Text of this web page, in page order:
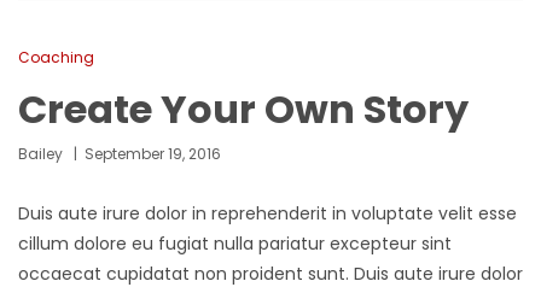
Coaching
Create Your Own Story
Bailey September 19, 2016
Duis aute irure dolor in reprehenderit in voluptate velit esse
cillum dolore eu fugiat nulla pariatur excepteur sint
occaecat cupidatat non proident sunt. Duis aute irure dolor